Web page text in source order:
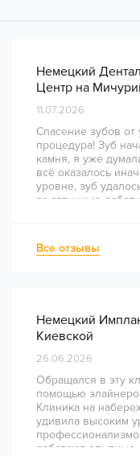
Немецкий
Центр на
11.07.2026
Спасение зубов от
процедура! Зуб
камня, я уже
всё оказалось
уровне, зуб
за отличную
Все отзывы
Немецкий
Киевской
26.06.2026
Обращался в эту
помощью
Клиника на
удивила высоким
работают опытные